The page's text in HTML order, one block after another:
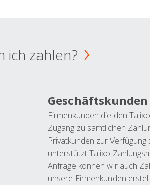
ich zahlen?
Geschäftskunden
Firmenkunden die den
Zugang zu sämtlichen
Privatkunden zur
unterstützt Talixo
Anfrage können wir auch
unsere Firmenkunden